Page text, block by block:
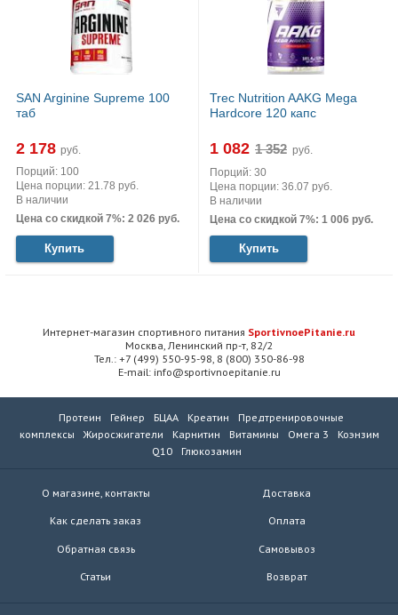
SAN Arginine Supreme 100
таб
2 178 руб.
Порций: 100
Цена порции: 21.78 руб.
В наличии
Цена со скидкой 7%: 2 026 руб.
Купить
Trec Nutrition AAKG Mega
Hardcore 120 капс
1 082
руб.
Порций: 30
Цена порции: 36.07 руб.
В наличии
Цена со скидкой 7%: 1 006 руб.
Купить
Интернет-магазин спортивного питания SportivnoePitanie.ru
Москва, Ленинский пр-т, 82/2
Тел.: +7 (499) 550-95-98, 8 (800) 350-86-98
E-mail: info@sportivnoepitanie.ru
Протеин Гейнер БЦАА Креатин
Предтренировочные
комплексы
Жиросжигатели Карнитин Витамины Омега 3
Коэнзим
Q10
Глюкозамин
О магазине, контакты
Как сделать заказ
Обратная связь
Статьи
Доставка
Оплата
Самовывоз
Возврат